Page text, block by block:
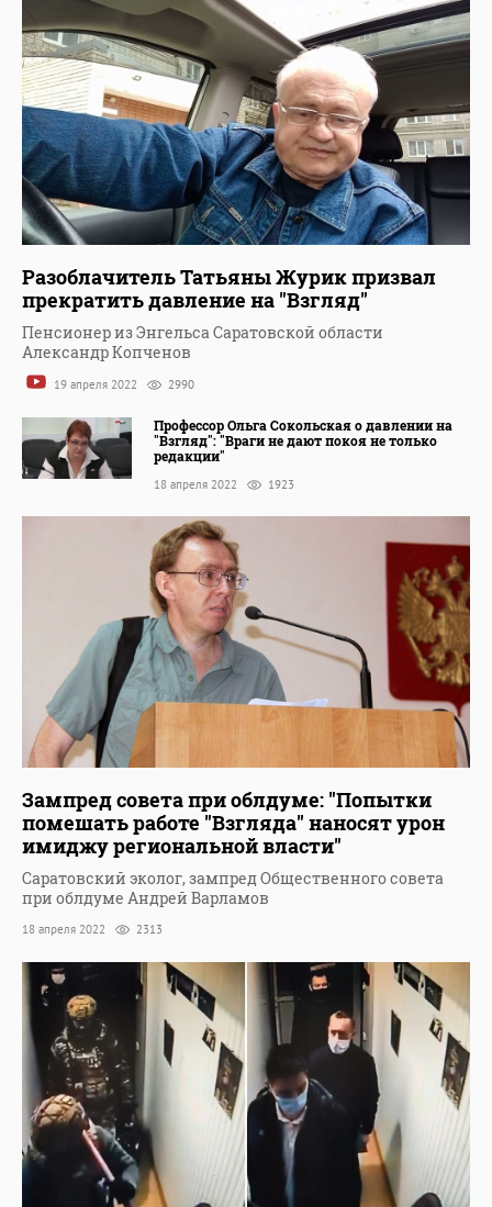
Разоблачитель Татьяны Журик призвал
прекратить давление на "Взгляд"
Пенсионер из Энгельса Саратовской области
Александр Копченов
19 апреля 2022 2990
Профессор Ольга Сокольская о давлении на
"Взгляд": "Враги не дают покоя не только
редакции"
18 апреля 2022 1923
Зампред совета при облдуме: "Попытки
помешать работе "Взгляда" наносят урон
имиджу региональной власти"
Саратовский эколог, зампред Общественного совета
при облдуме Андрей Варламов
18 апреля 2022 2313